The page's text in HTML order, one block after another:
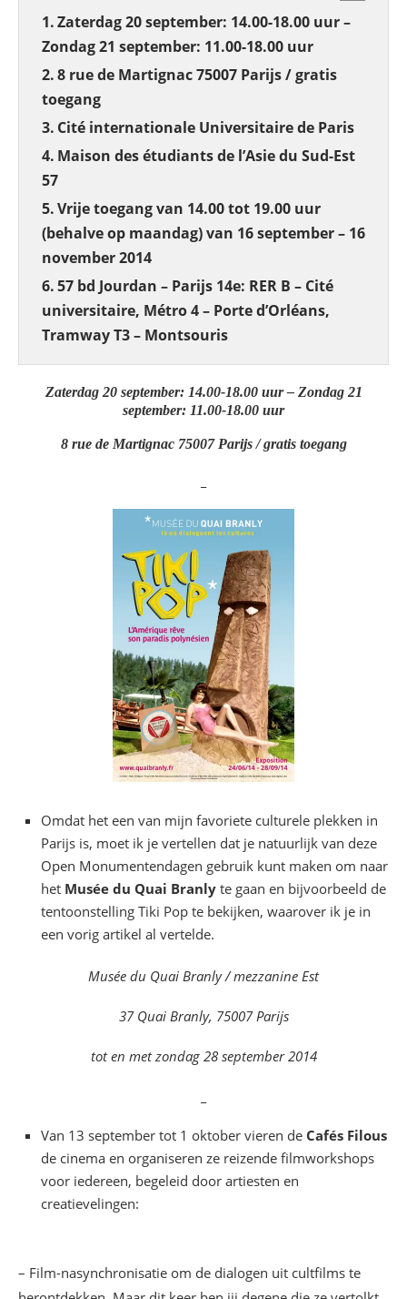
Zaterdag 20 september: 14.00-18.00 uur –
Zondag 21 september: 11.00-18.00 uur
8 rue de Martignac 75007 Parijs / gratis
toegang
Cité internationale Universitaire de Paris
Maison des étudiants de l’Asie du Sud-Est
57
Vrije toegang van 14.00 tot 19.00 uur
(behalve op maandag) van 16 september – 16
november 2014
57 bd Jourdan – Parijs 14e: RER B – Cité
universitaire, Métro 4 – Porte d’Orléans,
Tramway T3 – Montsouris
Zaterdag 20 september: 14.00-18.00 uur – Zondag 21
september: 11.00-18.00 uur
8 rue de Martignac 75007 Parijs / gratis toegang
Omdat het een van mijn favoriete culturele plekken in
Parijs is, moet ik je vertellen dat je natuurlijk van deze
Open Monumentendagen gebruik kunt maken om naar
het Musée du Quai Branly te gaan en bijvoorbeeld de
tentoonstelling Tiki Pop te bekijken, waarover ik je in
een vorig artikel al vertelde.
Musée du Quai Branly / mezzanine Est
37 Quai Branly, 75007 Parijs
tot en met zondag 28 september 2014
Van 13 september tot 1 oktober vieren de Cafés Filous
de cinema en organiseren ze reizende filmworkshops
voor iedereen, begeleid door artiesten en
creatievelingen:
– Film-nasynchronisatie om de dialogen uit cultfilms te